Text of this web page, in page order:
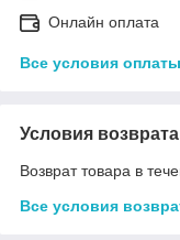
Онлайн оплата
Все условия оплаты
Условия возврата
Возврат товара в
Все условия